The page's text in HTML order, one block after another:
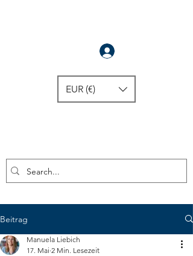
EUR (€)
Beitrag
Manuela Liebich
17. Mai 2 Min. Lesezeit